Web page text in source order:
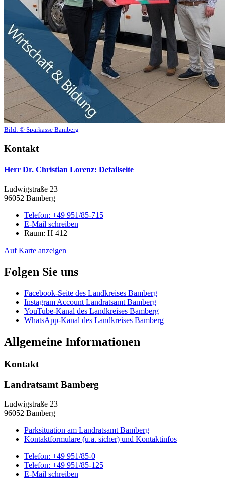
Bild: © Sparkasse Bamberg
Kontakt
Herr Dr. Christian Lorenz: Detailseite
Ludwigstraße 23
96052 Bamberg
Telefon: +49 951/85-715
E-Mail schreiben
Raum: H 412
Auf Karte anzeigen
Folgen Sie uns
Facebook-Seite des Landkreises Bamberg
Instagram Account Landratsamt Bamberg
YouTube-Kanal des Landkreises Bamberg
WhatsApp-Kanal des Landkreises Bamberg
Allgemeine Informationen
Kontakt
Landratsamt Bamberg
Ludwigstraße 23
96052 Bamberg
Parksituation am Landratsamt Bamberg
Kontaktformulare (u.a. sicher) und Kontaktinfos
Telefon: +49 951/85-0
Telefon: +49 951/85-125
E-Mail schreiben